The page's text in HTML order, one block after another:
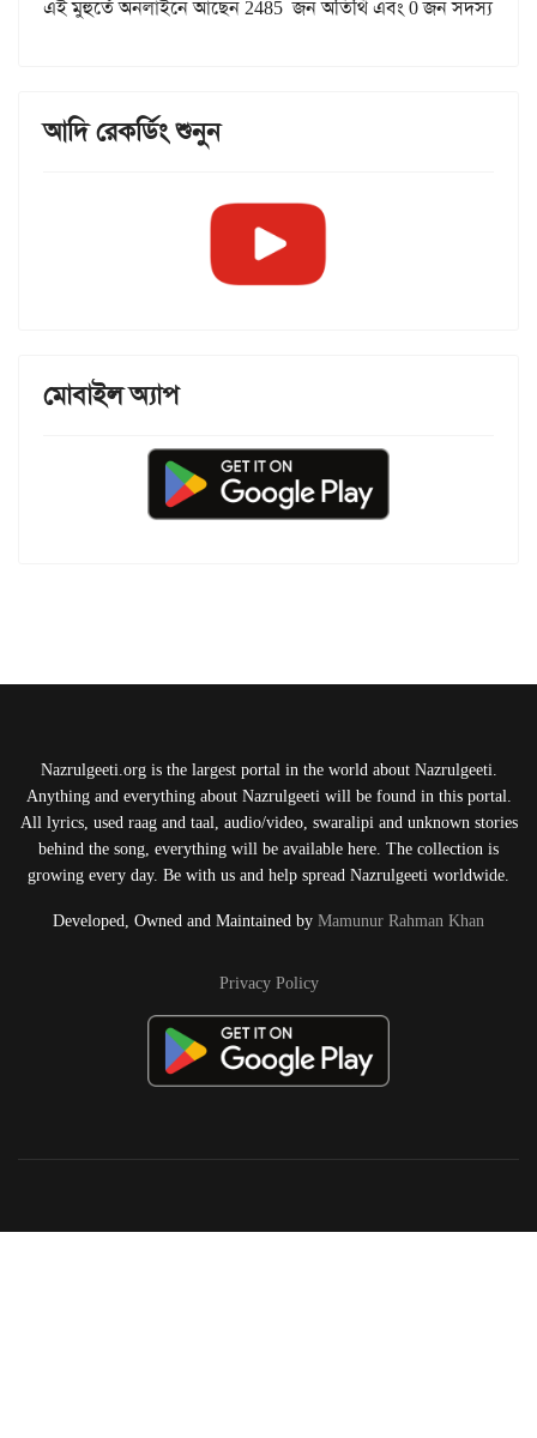
এই মুহুর্তে অনলাইনে আছেন 2485 জন অতিথি এবং 0 জন সদস্য
আদি রেকর্ডিং শুনুন
মোবাইল অ্যাপ
Nazrulgeeti.org is the largest portal in the world about Nazrulgeeti.
Anything and everything about Nazrulgeeti will be found in this portal.
All lyrics, used raag and taal, audio/video, swaralipi and unknown stories
behind the song, everything will be available here. The collection is
growing every day. Be with us and help spread Nazrulgeeti worldwide.
Developed, Owned and Maintained by Mamunur Rahman Khan
Privacy Policy